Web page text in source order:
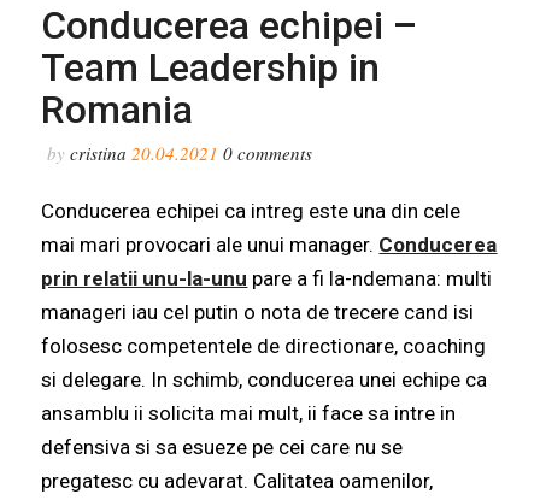
Conducerea echipei –
Team Leadership in
Romania
bycristina 20.04.2021 0comments
Conducerea echipei ca intreg este una din cele
mai mari provocari ale unui manager. Conducerea
prin relatii unu-la-unu pare a fi la-ndemana: multi
manageri iau cel putin o nota de trecere cand isi
folosesc competentele de directionare, coaching
si delegare. In schimb, conducerea unei echipe ca
ansamblu ii solicita mai mult, ii face sa intre in
defensiva si sa esueze pe cei care nu se
pregatesc cu adevarat. Calitatea oamenilor,